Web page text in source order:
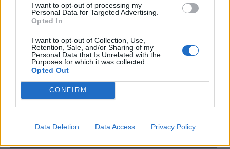
I want to opt-out of processing my
Personal Data for Targeted Advertising.
Opted In
I want to opt-out of Collection, Use,
Retention, Sale, and/or Sharing of my
Personal Data that Is Unrelated with the
Purposes for which it was collected.
Opted Out
CONFIRM
Data Deletion Data Access Privacy Policy
44%υγρ.
24 Km/h
ΚΑΘΑΡΟΣ
28 °C
65%υγρ.
24 Km/h
ΚΑΘΑΡΟΣ
74% υγρ.
9 Km/h
ΚΑΘΑΡΟΣ